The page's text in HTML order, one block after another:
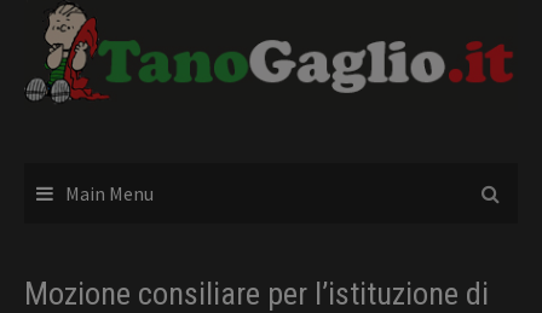
content
Main Menu
Mozione consiliare per l’istituzione di